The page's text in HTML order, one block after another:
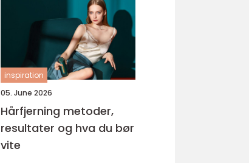
inspiration
05. June 2026
Hårfjerning metoder,
resultater og hva du bør
vite